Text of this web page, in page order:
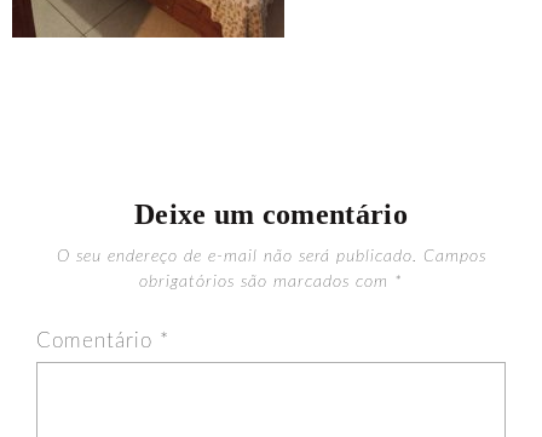
Deixe um comentário
O seu endereço de e-mail não será publicado.
Campos
obrigatórios são marcados com
*
Comentário *